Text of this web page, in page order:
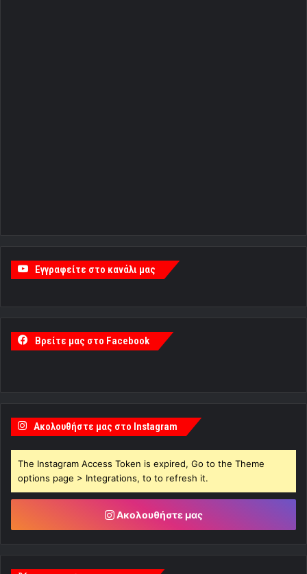
Εγγραφείτε στο κανάλι μας
Βρείτε μας στο Facebook
Ακολουθήστε μας στο Instagram
The Instagram Access Token is expired, Go to the Theme
options page > Integrations, to to refresh it.
Ακολουθήστε μας